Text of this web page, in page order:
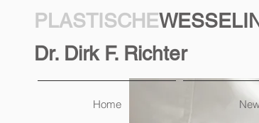
PLASTISCHE
Dr. Dirk F. Richter
Home